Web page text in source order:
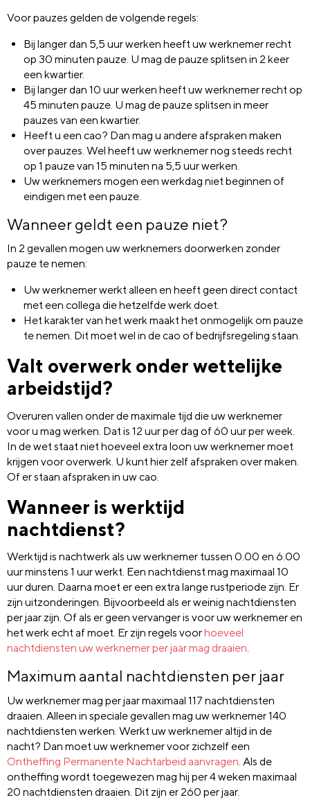
Voor pauzes gelden de volgende regels:
Bij langer dan 5,5 uur werken heeft uw werknemer recht
op 30 minuten pauze. U mag de pauze splitsen in 2 keer
een kwartier.
Bij langer dan 10 uur werken heeft uw werknemer recht op
45 minuten pauze. U mag de pauze splitsen in meer
pauzes van een kwartier.
Heeft u een cao? Dan mag u andere afspraken maken
over pauzes. Wel heeft uw werknemer nog steeds recht
op 1 pauze van 15 minuten na 5,5 uur werken.
Uw werknemers mogen een werkdag niet beginnen of
eindigen met een pauze.
Wanneer geldt een pauze niet?
In 2 gevallen mogen uw werknemers doorwerken zonder
pauze te nemen:
Uw werknemer werkt alleen en heeft geen direct contact
met een collega die hetzelfde werk doet.
Het karakter van het werk maakt het onmogelijk om pauze
te nemen. Dit moet wel in de cao of bedrijfsregeling staan.
Valt overwerk onder wettelijke
arbeidstijd?
Overuren vallen onder de maximale tijd die uw werknemer
voor u mag werken. Dat is 12 uur per dag of 60 uur per week.
In de wet staat niet hoeveel extra loon uw werknemer moet
krijgen voor overwerk. U kunt hier zelf afspraken over maken.
Of er staan afspraken in uw cao.
Wanneer is werktijd
nachtdienst?
Werktijd is nachtwerk als uw werknemer tussen 0.00 en 6.00
uur minstens 1 uur werkt. Een nachtdienst mag maximaal 10
uur duren. Daarna moet er een extra lange rustperiode zijn. Er
zijn uitzonderingen. Bijvoorbeeld als er weinig nachtdiensten
per jaar zijn. Of als er geen vervanger is voor uw werknemer en
het werk echt af moet. Er zijn regels voorhoeveel
nachtdiensten uw werknemer per jaar mag draaien.
Maximum aantal nachtdiensten per jaar
Uw werknemer mag per jaar maximaal 117 nachtdiensten
draaien. Alleen in speciale gevallen mag uw werknemer 140
nachtdiensten werken. Werkt uw werknemer altijd in de
nacht? Dan moet uw werknemer voor zichzelf een
Ontheffing Permanente Nachtarbeid aanvragen . Als de
ontheffing wordt toegewezen mag hij per 4 weken maximaal
20 nachtdiensten draaien. Dit zijn er 260 per jaar.